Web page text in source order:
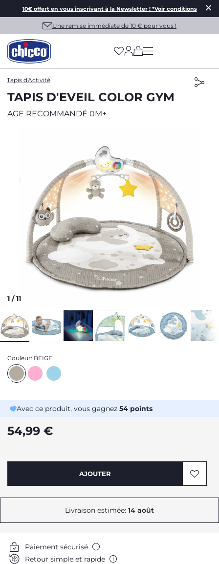
10€ offert en vous inscrivant à la Newsletter ! *Voir conditions
Une remise immédiate de 10 € pour vous !
(has more options
Tapis d'Activité
TAPIS D'EVEIL COLOR GYM
AGE RECOMMANDÉ 0M+
1 /11
Couleur: BEIGE
Avec ce produit, vous gagnez 54 points
54,99 €
AJOUTER
Livraison estimée: 14 août
Paiement sécurisé
Retour simple et rapide